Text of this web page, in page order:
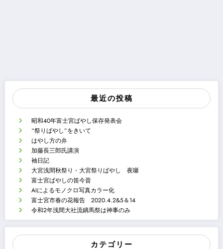
最近の投稿
昭和40年富士宮ばやし保存発表会
“祭りばやし”をきいて
はやし方の弁
加藤長三郎氏講演
袖日記
大宮浅間秋祭り・大宮祭りばやし 夜噺
富士宮ばやしの笛今昔
AIによるモノクロ写真カラー化
富士宮市春の花報告 2020.4.2&5＆14
令和2年浅間大社流鏑馬祭は神事のみ
カテゴリー